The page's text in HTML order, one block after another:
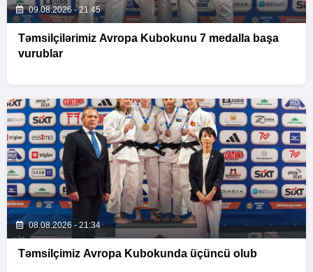
09.08.2026 - 21:45
Təmsilçilərimiz Avropa Kubokunu 7 medalla başa
vurublar
08.08.2026 - 21:34
Təmsilçimiz Avropa Kubokunda üçüncü olub